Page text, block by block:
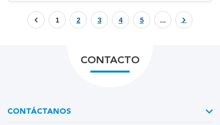
1 2 3 4 5 ...
CONTACTO
CONTÁCTANOS